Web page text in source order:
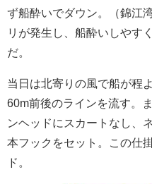
ず船酔いでダウン。（錦江
リが発生し、船酔いしやす
だ。
当日は北寄りの風で船が程
60m前後のラインを流す。
ンヘッドにスカートなし、
本フックをセット。この仕
ド。